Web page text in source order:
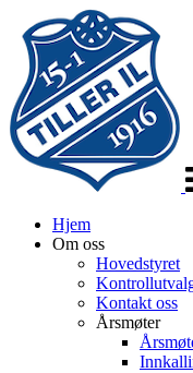
Hjem
Om oss
Hovedstyret
Kontakt oss
Årsmøter